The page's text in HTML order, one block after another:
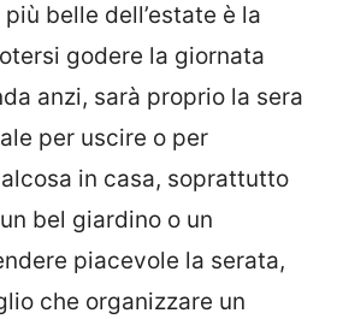
belle dell’estate è la
godere la giornata
anzi, sarà proprio la sera
per uscire o per
in casa, soprattutto
bel giardino o un
piacevole la serata,
che organizzare un